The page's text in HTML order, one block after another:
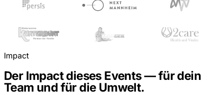
Impact
Der Impact dieses Events — für dein
Team und für die Umwelt.